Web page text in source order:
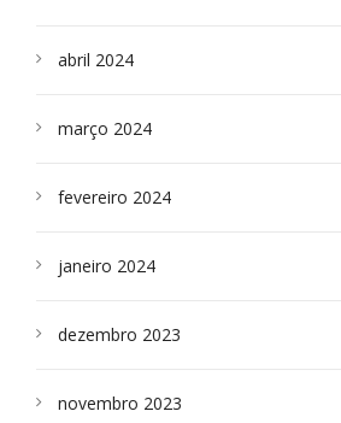
abril 2024
março 2024
fevereiro 2024
janeiro 2024
dezembro 2023
novembro 2023